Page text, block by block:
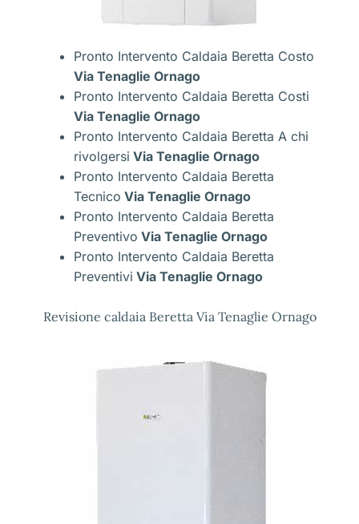
Pronto Intervento Caldaia Beretta Costo
Via Tenaglie Ornago
Pronto Intervento Caldaia Beretta Costi
Via Tenaglie Ornago
Pronto Intervento Caldaia Beretta A chi
rivolgersi Via Tenaglie Ornago
Pronto Intervento Caldaia Beretta
Tecnico Via Tenaglie Ornago
Pronto Intervento Caldaia Beretta
Preventivo Via Tenaglie Ornago
Pronto Intervento Caldaia Beretta
Preventivi Via Tenaglie Ornago
Revisione caldaia Beretta Via Tenaglie Ornago